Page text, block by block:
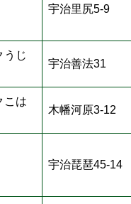
宇治里尻5-9
うじ
宇治善法31
こは
木幡河原3-12
宇治琵琶45-14